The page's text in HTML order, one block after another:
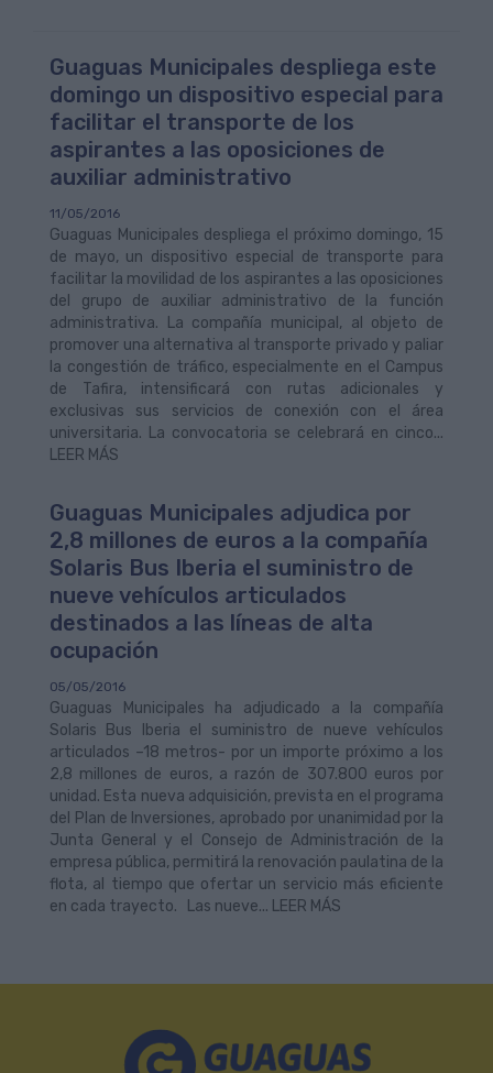
Guaguas Municipales despliega este
domingo un dispositivo especial para
facilitar el transporte de los
aspirantes a las oposiciones de
auxiliar administrativo
11/05/2016
Guaguas Municipales despliega el próximo domingo, 15
de mayo, un dispositivo especial de transporte para
facilitar la movilidad de los aspirantes a las oposiciones
del grupo de auxiliar administrativo de la función
administrativa. La compañía municipal, al objeto de
promover una alternativa al transporte privado y paliar
la congestión de tráfico, especialmente en el Campus
de Tafira, intensificará con rutas adicionales y
exclusivas sus servicios de conexión con el área
universitaria. La convocatoria se celebrará en cinco...
LEER MÁS
Guaguas Municipales adjudica por
2,8 millones de euros a la compañía
Solaris Bus Iberia el suministro de
nueve vehículos articulados
destinados a las líneas de alta
ocupación
05/05/2016
Guaguas Municipales ha adjudicado a la compañía
Solaris Bus Iberia el suministro de nueve vehículos
articulados –18 metros- por un importe próximo a los
2,8 millones de euros, a razón de 307.800 euros por
unidad. Esta nueva adquisición, prevista en el programa
del Plan de Inversiones, aprobado por unanimidad por la
Junta General y el Consejo de Administración de la
empresa pública, permitirá la renovación paulatina de la
flota, al tiempo que ofertar un servicio más eficiente
en cada trayecto. Las nueve... LEER MÁS